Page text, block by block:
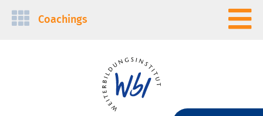
Navigation
Coachings